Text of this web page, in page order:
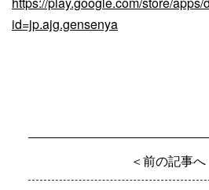
id=jp.ajg.gensenya
＜前の記事へ